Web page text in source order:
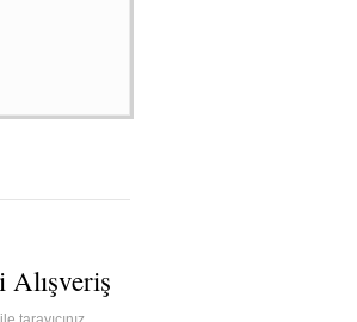
Alışveriş